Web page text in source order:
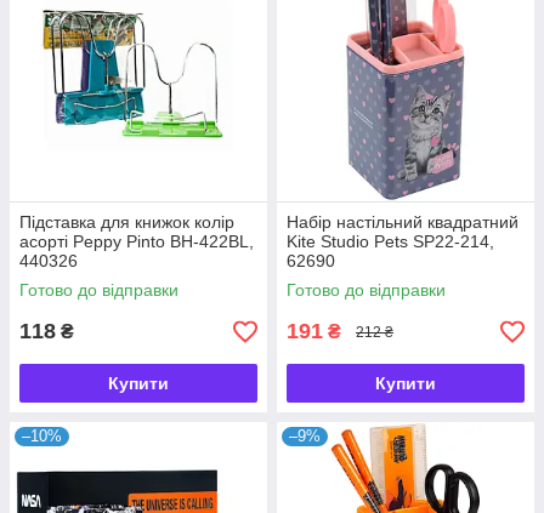
Підставка для книжок колір
асорті Peppy Pinto BH-422BL,
440326
Готово до відправки
118 ₴
Купити
Набір настільний квадратний
Kite Studio Pets SP22-214,
62690
Готово до відправки
191 ₴ 212 ₴
Купити
–10% –9%